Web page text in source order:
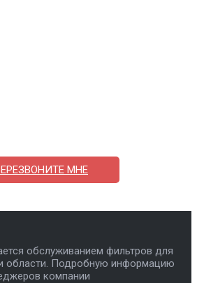
МНЕ
обслуживанием фильтров для
области. Подробную информацию
компании